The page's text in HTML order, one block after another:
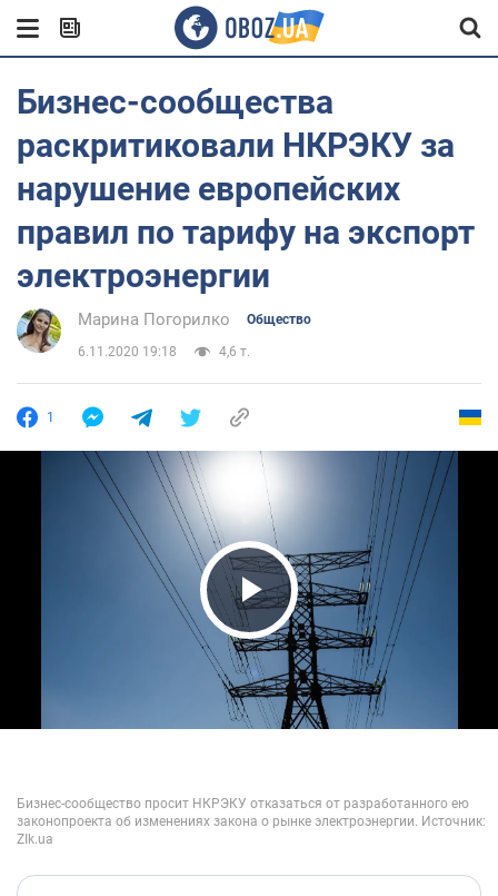
Бизнес-сообщества
раскритиковали НКРЭКУ за
нарушение европейских
правил по тарифу на экспорт
электроэнергии
Марина Погорилко Общество
6.11.2020 19:18 4,6 т.
1
Play Video